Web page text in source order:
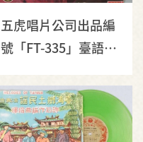
五虎唱片公司出品編
號「FT-335」臺語歌
作：英俊少年家》唱
片封套